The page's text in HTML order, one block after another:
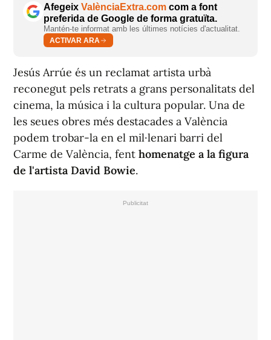
Afegeix ValènciaExtra.com com a font
preferida de Google de forma gratuïta.
Mantén-te informat amb les últimes notícies d'actualitat.
ACTIVAR ARA
Jesús Arrúe és un reclamat artista urbà
reconegut pels retrats a grans personalitats del
cinema, la música i la cultura popular. Una de
les seues obres més destacades a València
podem trobar-la en el mil·lenari barri del
Carme de València, fent homenatge a la figura
de l'artista David Bowie.